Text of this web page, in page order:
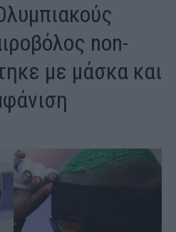
non-
με μάσκα και